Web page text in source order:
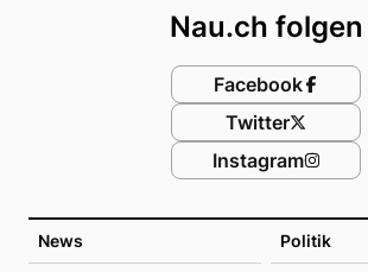
News Politik
Nau.ch folgen
Facebook
Twitter
Instagram